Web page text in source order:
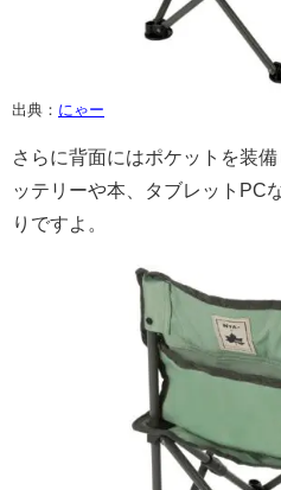
出典： にゃー
さらに背面にはポケットを装
ッテリーや本、タブレットPC
りですよ。